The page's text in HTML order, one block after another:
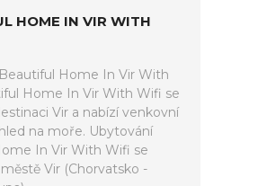
HOME IN VIR WITH
Home In Vir With
Home In Vir With Wifi se
Vir a nabízí venkovní
na moře. Ubytování
In Vir With Wifi se
Vir (Chorvatsko -